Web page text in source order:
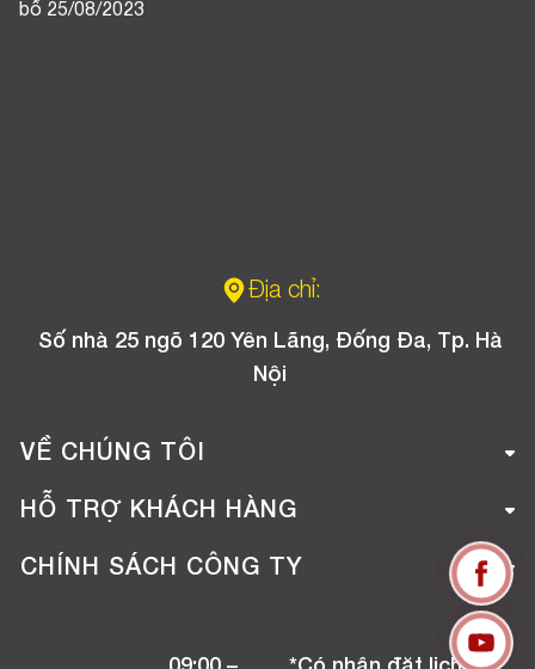
bố 25/08/2023
Địa chỉ:
Số nhà 25 ngõ 120 Yên Lãng, Đống Đa, Tp. Hà
Nội
VỀ CHÚNG TÔI
Giới thiệu công ty
Tuyển dụng
HỖ TRỢ KHÁCH HÀNG
Hướng dẫn mua hàng online
Chương trình khuyến mãi
CHÍNH SÁCH CÔNG TY